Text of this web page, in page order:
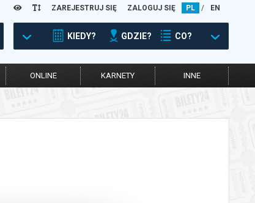
ZAREJESTRUJ SIĘ ZALOGUJ SIĘ PL / EN
KIEDY? GDZIE? CO?
ONLINE KARNETY INNE